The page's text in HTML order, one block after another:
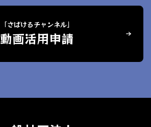
「さばけるチャンネル」
動画活用申請